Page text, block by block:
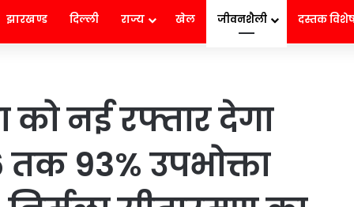
झारखण्ड दिल्ली राज्य खेल जीवनशैली दस्तक
को नई रफ्तार देगा
93% उपभोक्ता